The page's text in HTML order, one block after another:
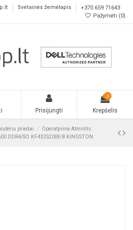
Svetainės žemėlapis
+370 659 71643
Pažymėti (0)
Prisijungti
0
Krepšelis
priedai
Operatyvinė Atmintis
DDR4/SO KF432S20IB/8 KINGSTON